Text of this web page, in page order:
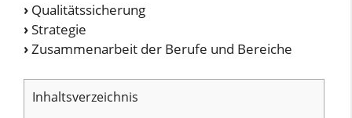
› Qualitätssicherung
›Strategie
›Zusammenarbeit der Berufe und Bereiche
Inhaltsverzeichnis